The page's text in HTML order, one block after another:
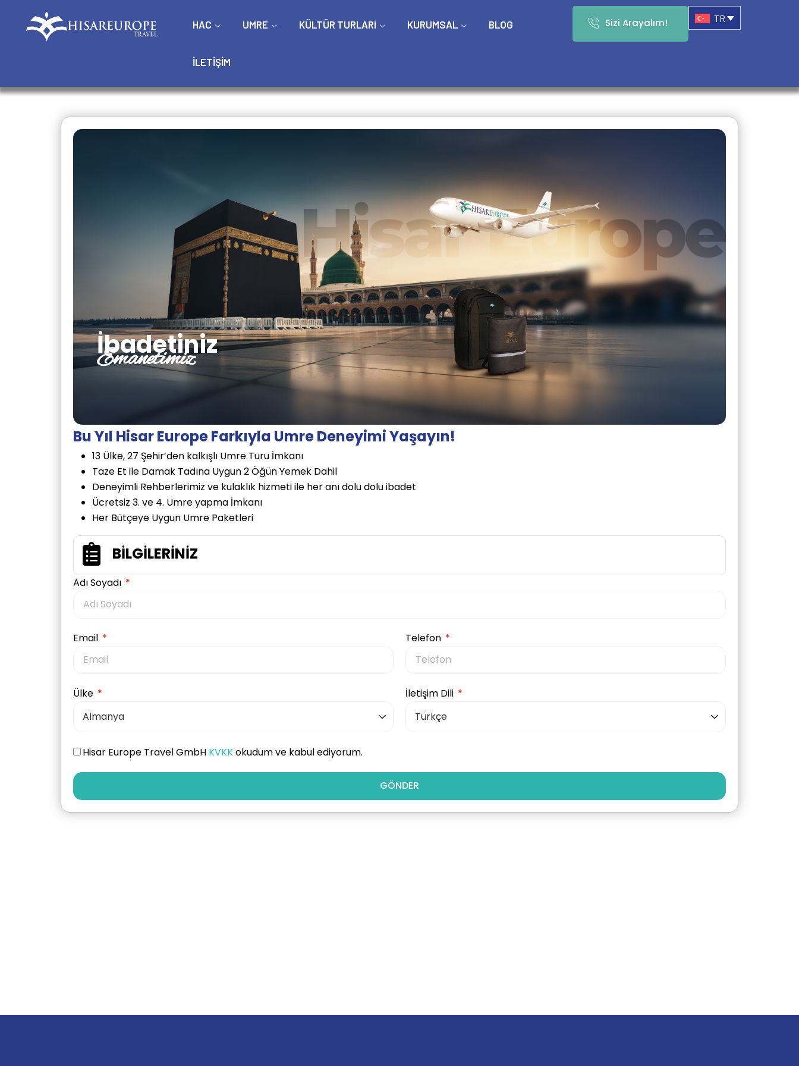
HAC UMRE KÜLTÜR TURLARI KURUMSAL BLOG
İLETIŞIM
Sizi Arayalım! TR
İbadetiniz
Emanetimiz
Bu Yıl Hisar Europe Farkıyla Umre Deneyimi Yaşayın!
13 Ülke, 27 Şehir’den kalkışlı Umre Turu İmkanı
Taze Et ile Damak Tadına Uygun 2 Öğün Yemek Dahil
Deneyimli Rehberlerimiz ve kulaklık hizmeti ile her anı dolu dolu ibadet
Ücretsiz 3. ve 4. Umre yapma İmkanı
Her Bütçeye Uygun Umre Paketleri
BİLGİLERİNİZ
Adı Soyadı
Email Telefon
Ülke İletişim Dili
Hisar Europe Travel GmbH KVKKokudum ve kabul ediyorum.
GÖNDER